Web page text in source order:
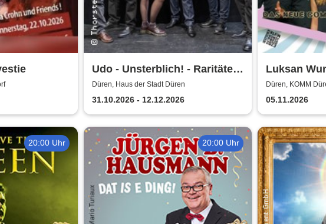
Udo - Unsterblich! - Raritäten-
Band
Düren, Haus der Stadt Düren
31.10.2026 - 12.12.2026
Luksan
Düren, KOMM
05.11.2026
20:00 Uhr 20:00 Uhr